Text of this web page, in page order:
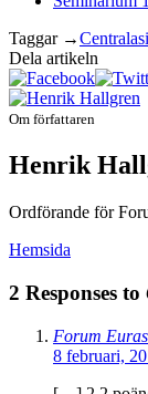
Taggar →
Dela artikeln
Om författaren
Henrik
Ordförande för
Hemsida
2 Responses to
Forum
8 februari,